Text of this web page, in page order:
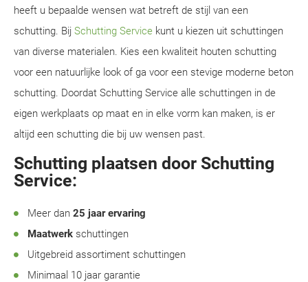
heeft u bepaalde wensen wat betreft de stijl van een
schutting. Bij Schutting Service kunt u kiezen uit schuttingen
van diverse materialen. Kies een kwaliteit houten schutting
voor een natuurlijke look of ga voor een stevige moderne beton
schutting. Doordat Schutting Service alle schuttingen in de
eigen werkplaats op maat en in elke vorm kan maken, is er
altijd een schutting die bij uw wensen past.
Schutting plaatsen door Schutting
Service:
Meer dan 25 jaar ervaring
Maatwerk schuttingen
Uitgebreid assortiment schuttingen
Minimaal 10 jaar garantie